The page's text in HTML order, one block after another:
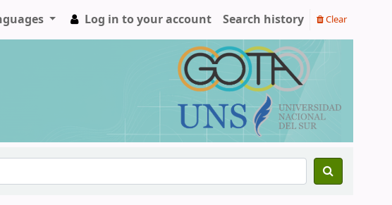
Log in to your account Search history Clear